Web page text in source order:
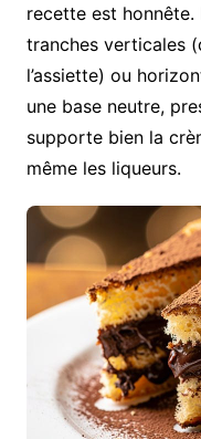
recette est
tranches verticales
l’assiette) ou
une base neutre,
supporte bien la
même les liqueurs.